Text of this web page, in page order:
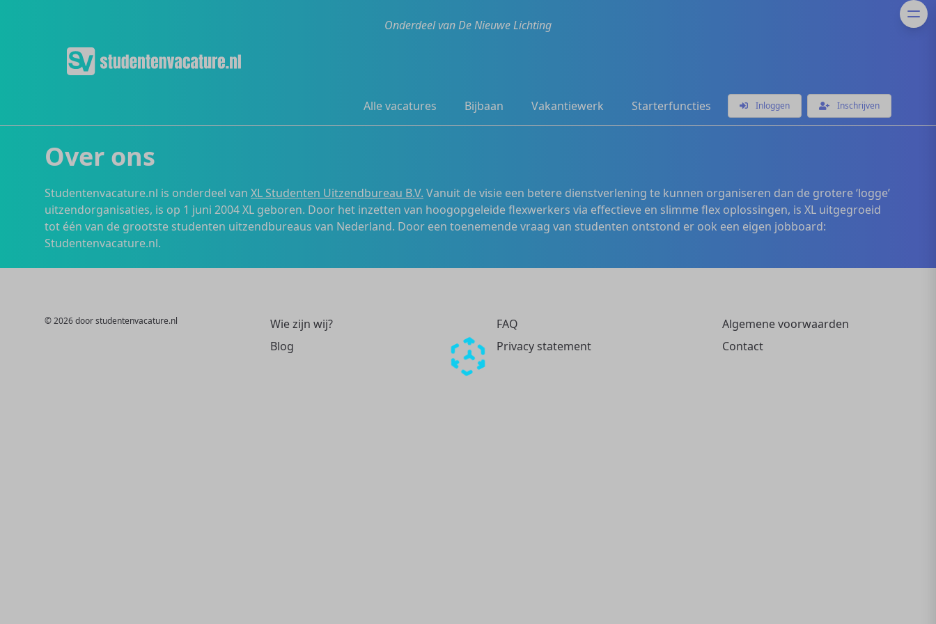
Onderdeel van De Nieuwe Lichting
Alle vacatures Bijbaan Vakantiewerk Starterfuncties Inloggen Inschrijven
Over ons
Studentenvacature.nl is onderdeel van XL Studenten Uitzendbureau B.V. Vanuit de visie een betere dienstverlening te kunnen organiseren dan de grotere ‘logge’
uitzendorganisaties, is op 1 juni 2004 XL geboren. Door het inzetten van hoogopgeleide flexwerkers via effectieve en slimme flex oplossingen, is XL uitgegroeid
tot één van de grootste studenten uitzendbureaus van Nederland. Door een toenemende vraag van studenten ontstond er ook een eigen jobboard:
Studentenvacature.nl.
© 2026 door studentenvacature.nl
Wie zijn wij?
Blog
FAQ
Privacy statement
Algemene voorwaarden
Contact